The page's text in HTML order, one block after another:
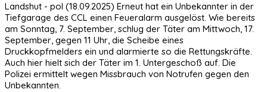
Landshut - pol (18.09.2025) Erneut hat ein Unbekannter in der
Tiefgarage des CCL einen Feueralarm ausgelöst. Wie bereits
am Sonntag, 7. September, schlug der Täter am Mittwoch, 17.
September, gegen 11 Uhr, die Scheibe eines
Druckkopfmelders ein und alarmierte so die Rettungskräfte.
Auch hier hielt sich der Täter im 1. Untergeschoß auf. Die
Polizei ermittelt wegen Missbrauch von Notrufen gegen den
Unbekannten.